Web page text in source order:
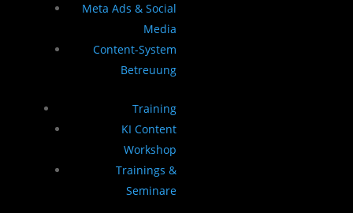
Meta Ads & Social
Media
Content-System
Betreuung
Training
KI Content
Workshop
Trainings &
Seminare